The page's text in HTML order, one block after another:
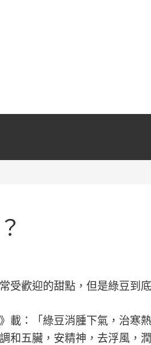
受歡迎的甜點，但是綠豆到
載：「綠豆消腫下氣，治寒
和五臟，安精神，去浮風，